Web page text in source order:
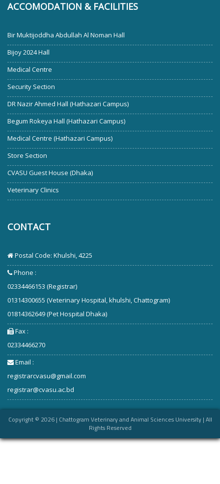
ACCOMODATION & FACILITIES
Bir Muktijoddha Abdullah Al Noman Hall
Bijoy 2024 Hall
Medical Centre
Security Section
DR Nazir Ahmed Hall (Hathazari Campus)
Begum Rokeya Hall (Hathazari Campus)
Medical Centre (Hathazari Campus)
Store Section
CVASU Guest House (Dhaka)
Veterinary Clinics
CONTACT
Postal Code: Khulshi, 4225
Phone :
02334466153 (Registrar)
01314300655 (Veterinary Hospital, khulshi, Chattogram)
01814362649 (Pet Hospital Dhaka)
Fax :
02334466270
Email :
registrarcvasu@gmail.com
registrar@cvasu.ac.bd
Copyright © 2026| Chattogram Veterinary and Animal Sciences University | All
Rights Reserved